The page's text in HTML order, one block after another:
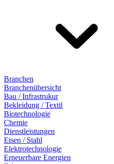
Branchen
Branchenübersicht
Bau / Infrastrukur
Bekleidung / Textil
Biotechnologie
Chemie
Dienstleistungen
Eisen / Stahl
Elektrotechnologie
Erneuerbare Energien